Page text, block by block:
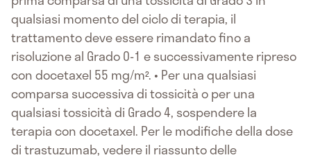
qualsiasi momento del ciclo di terapia, il
trattamento deve essere rimandato fino a
risoluzione al Grado 0-1 e successivamente ripreso
con docetaxel 55 mg/m². • Per una qualsiasi
comparsa successiva di tossicità o per una
qualsiasi tossicità di Grado 4, sospendere la
terapia con docetaxel. Per le modifiche della dose
di trastuzumab, vedere il riassunto delle